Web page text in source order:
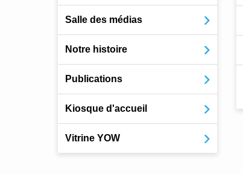
Salle des médias
Notre histoire
Publications
Kiosque d'accueil
Vitrine YOW